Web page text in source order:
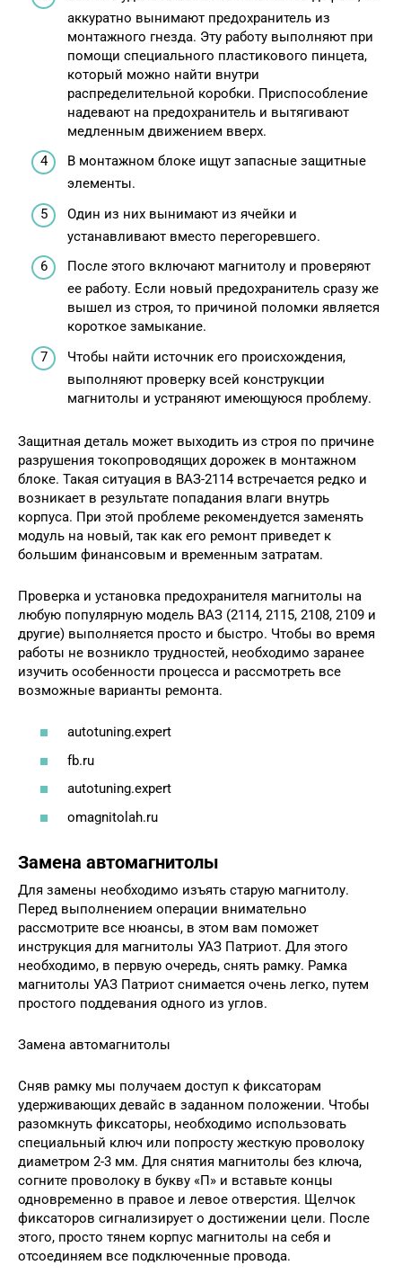
аккуратно вынимают предохранитель из
монтажного гнезда. Эту работу выполняют при
помощи специального пластикового пинцета,
который можно найти внутри
распределительной коробки. Приспособление
надевают на предохранитель и вытягивают
медленным движением вверх.
В монтажном блоке ищут запасные защитные
элементы.
Один из них вынимают из ячейки и
устанавливают вместо перегоревшего.
После этого включают магнитолу и проверяют
ее работу. Если новый предохранитель сразу же
вышел из строя, то причиной поломки является
короткое замыкание.
Чтобы найти источник его происхождения,
выполняют проверку всей конструкции
магнитолы и устраняют имеющуюся проблему.
Защитная деталь может выходить из строя по причине
разрушения токопроводящих дорожек в монтажном
блоке. Такая ситуация в ВАЗ-2114 встречается редко и
возникает в результате попадания влаги внутрь
корпуса. При этой проблеме рекомендуется заменять
модуль на новый, так как его ремонт приведет к
большим финансовым и временным затратам.
Проверка и установка предохранителя магнитолы на
любую популярную модель ВАЗ (2114, 2115, 2108, 2109 и
другие) выполняется просто и быстро. Чтобы во время
работы не возникло трудностей, необходимо заранее
изучить особенности процесса и рассмотреть все
возможные варианты ремонта.
autotuning.expert
fb.ru
autotuning.expert
omagnitolah.ru
Замена автомагнитолы
Для замены необходимо изъять старую магнитолу.
Перед выполнением операции внимательно
рассмотрите все нюансы, в этом вам поможет
инструкция для магнитолы УАЗ Патриот. Для этого
необходимо, в первую очередь, снять рамку. Рамка
магнитолы УАЗ Патриот снимается очень легко, путем
простого поддевания одного из углов.
Замена автомагнитолы
Сняв рамку мы получаем доступ к фиксаторам
удерживающих девайс в заданном положении. Чтобы
разомкнуть фиксаторы, необходимо использовать
специальный ключ или попросту жесткую проволоку
диаметром 2-3 мм. Для снятия магнитолы без ключа,
согните проволоку в букву «П» и вставьте концы
одновременно в правое и левое отверстия. Щелчок
фиксаторов сигнализирует о достижении цели. После
этого, просто тянем корпус магнитолы на себя и
отсоединяем все подключенные провода.